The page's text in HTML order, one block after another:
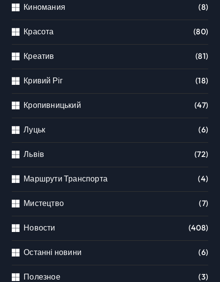
Киномания (8)
Красота (80)
Креатив (81)
Кривий Ріг (18)
Кропивницький (47)
Луцьк (6)
Львів (72)
Маршрути Транспорта (4)
Мистецтво (7)
Новости (408)
Останні новини (6)
Полезное (3)